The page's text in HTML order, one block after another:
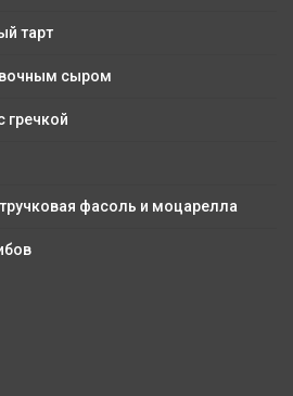
тарт
сыром
гречкой
фасоль и моцарелла